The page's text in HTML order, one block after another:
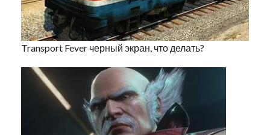
Transport Fever черный экран, что делать?